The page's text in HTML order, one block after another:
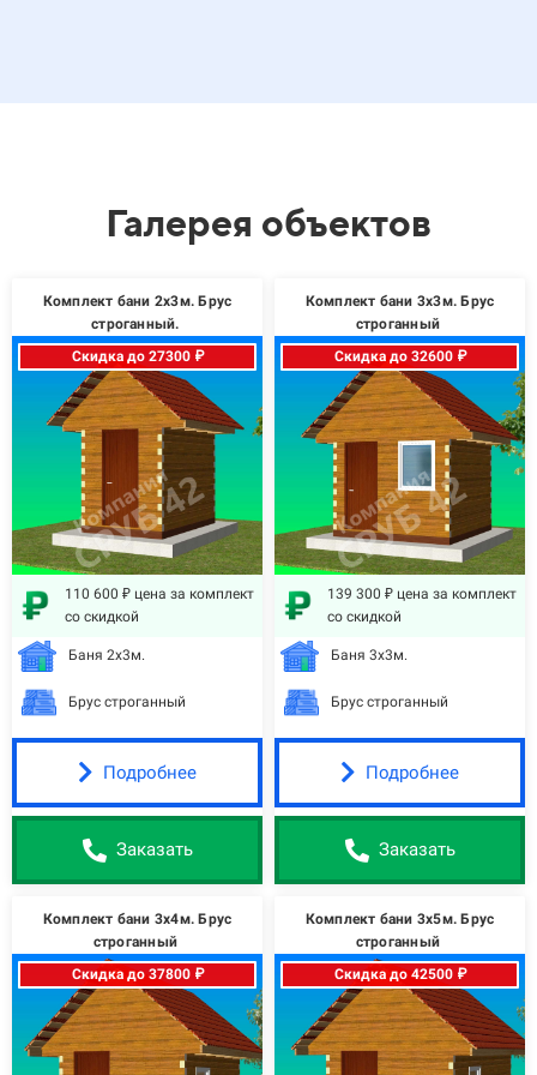
Галерея объектов
Комплект бани 2х3м. Брус
строганный.
Скидка до 27300 ₽
110 600 ₽ цена за комплект
со скидкой
Баня 2х3м.
Брус строганный
Подробнее
Заказать
Комплект бани 3х3м. Брус
строганный
Скидка до 32600 ₽
139 300 ₽ цена за комплект
со скидкой
Баня 3х3м.
Брус строганный
Подробнее
Заказать
Комплект бани 3х4м. Брус
строганный
Скидка до 37800 ₽
Комплект бани 3х5м. Брус
строганный
Скидка до 42500 ₽